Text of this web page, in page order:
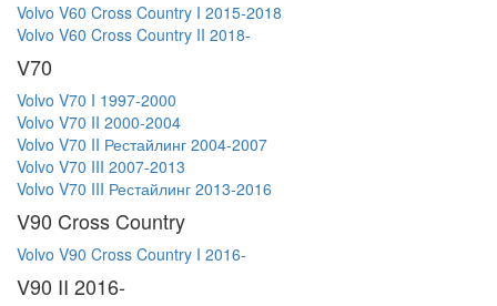
Volvo V60 Cross Country I 2015-2018
Volvo V60 Cross Country II 2018-
V70
Volvo V70 I 1997-2000
Volvo V70 II 2000-2004
Volvo V70 II Рестайлинг 2004-2007
Volvo V70 III 2007-2013
Volvo V70 III Рестайлинг 2013-2016
V90 Cross Country
Volvo V90 Cross Country I 2016-
V90 II 2016-